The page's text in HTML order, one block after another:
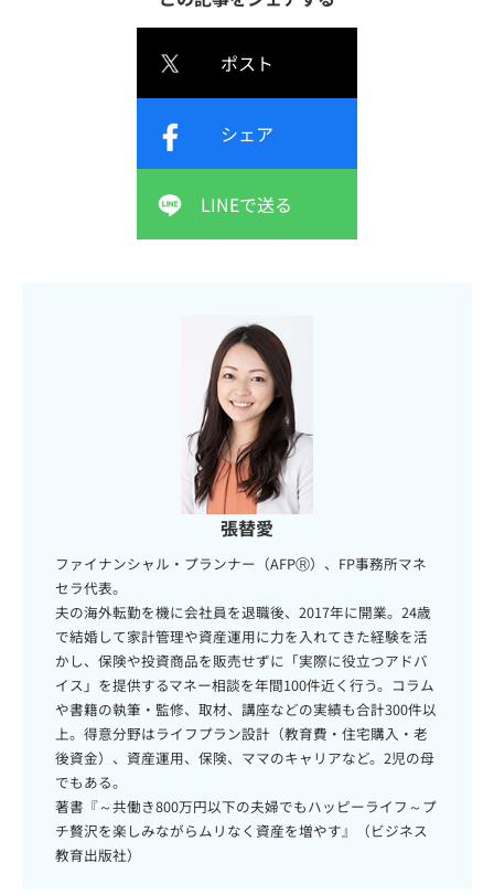
ポスト
シェア
LINEで送る
張替愛
ファイナンシャル・プランナー（AFPⓇ）、FP事務所マネ
セラ代表。
夫の海外転勤を機に会社員を退職後、2017年に開業。24歳
で結婚して家計管理や資産運用に力を入れてきた経験を活
かし、保険や投資商品を販売せずに「実際に役立つアドバ
イス」を提供するマネー相談を年間100件近く行う。コラム
や書籍の執筆・監修、取材、講座などの実績も合計300件以
上。得意分野はライフプラン設計（教育費・住宅購入・老
後資金）、資産運用、保険、ママのキャリアなど。2児の母
でもある。
著書『～共働き800万円以下の夫婦でもハッピーライフ～プ
チ贅沢を楽しみながらムリなく資産を増やす』（ビジネス
教育出版社）